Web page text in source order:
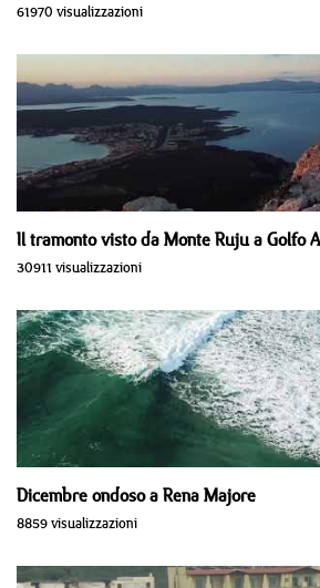
61970 visualizzazioni
Il tramonto visto da Monte Ruju a Golfo
30911 visualizzazioni
Dicembre ondoso a Rena Majore
8859 visualizzazioni